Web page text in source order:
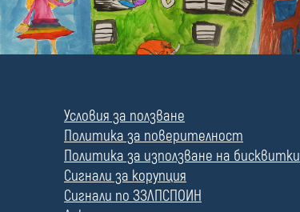
л
е
Условия за ползване
Политика за поверителност
Политика за използване на бисквитки
Сигнали за корупция
Сигнали по ЗЗЛПСПОИН